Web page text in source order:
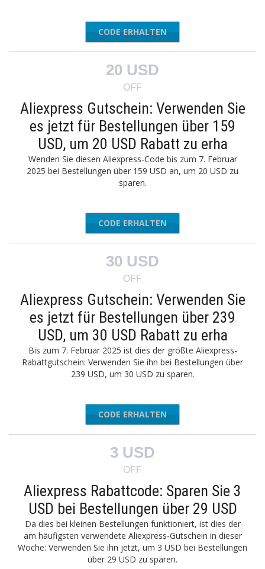
AEAFF03
CODE ERHALTEN
20 USD
OFF
Aliexpress Gutschein: Verwenden Sie
es jetzt für Bestellungen über 159
USD, um 20 USD Rabatt zu erha
Wenden Sie diesen Aliexpress-Code bis zum 7. Februar
2025 bei Bestellungen über 159 USD an, um 20 USD zu
sparen.
AEAFF20
CODE ERHALTEN
30 USD
OFF
Aliexpress Gutschein: Verwenden Sie
es jetzt für Bestellungen über 239
USD, um 30 USD Rabatt zu erha
Bis zum 7. Februar 2025 ist dies der größte Aliexpress-
Rabattgutschein: Verwenden Sie ihn bei Bestellungen über
239 USD, um 30 USD zu sparen.
AEAFF30
CODE ERHALTEN
3 USD
OFF
Aliexpress Rabattcode: Sparen Sie 3
USD bei Bestellungen über 29 USD
Da dies bei kleinen Bestellungen funktioniert, ist dies der
am häufigsten verwendete Aliexpress-Gutschein in dieser
Woche: Verwenden Sie ihn jetzt, um 3 USD bei Bestellungen
über 29 USD zu sparen.